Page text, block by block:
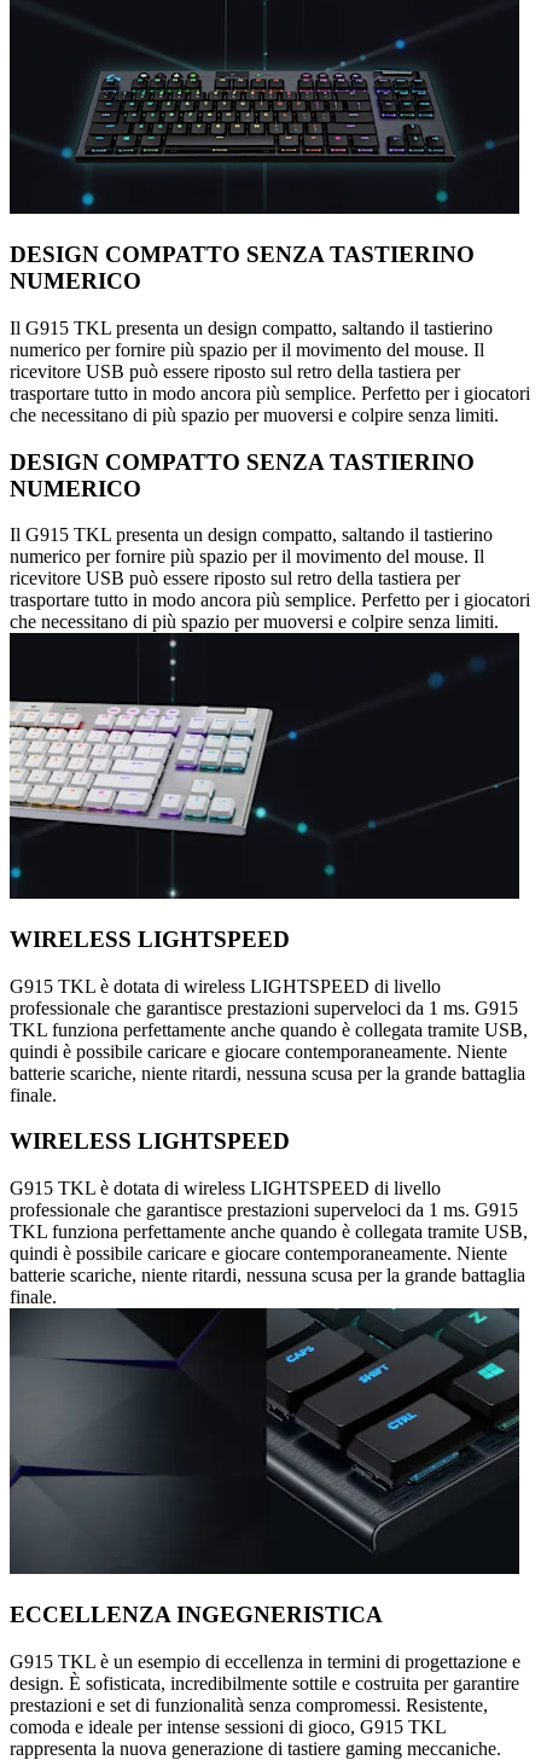
DESIGN COMPATTO SENZA TASTIERINO
NUMERICO
Il G915 TKL presenta un design compatto, saltando il tastierino
numerico per fornire più spazio per il movimento del mouse. Il
ricevitore USB può essere riposto sul retro della tastiera per
trasportare tutto in modo ancora più semplice. Perfetto per i giocatori
che necessitano di più spazio per muoversi e colpire senza limiti.
DESIGN COMPATTO SENZA TASTIERINO
NUMERICO
Il G915 TKL presenta un design compatto, saltando il tastierino
numerico per fornire più spazio per il movimento del mouse. Il
ricevitore USB può essere riposto sul retro della tastiera per
trasportare tutto in modo ancora più semplice. Perfetto per i giocatori
che necessitano di più spazio per muoversi e colpire senza limiti.
WIRELESS LIGHTSPEED
G915 TKL è dotata di wireless LIGHTSPEED di livello
professionale che garantisce prestazioni superveloci da 1 ms. G915
TKL funziona perfettamente anche quando è collegata tramite USB,
quindi è possibile caricare e giocare contemporaneamente. Niente
batterie scariche, niente ritardi, nessuna scusa per la grande battaglia
finale.
WIRELESS LIGHTSPEED
G915 TKL è dotata di wireless LIGHTSPEED di livello
professionale che garantisce prestazioni superveloci da 1 ms. G915
TKL funziona perfettamente anche quando è collegata tramite USB,
quindi è possibile caricare e giocare contemporaneamente. Niente
batterie scariche, niente ritardi, nessuna scusa per la grande battaglia
finale.
ECCELLENZA INGEGNERISTICA
G915 TKL è un esempio di eccellenza in termini di progettazione e
design. È sofisticata, incredibilmente sottile e costruita per garantire
prestazioni e set di funzionalità senza compromessi. Resistente,
comoda e ideale per intense sessioni di gioco, G915 TKL
rappresenta la nuova generazione di tastiere gaming meccaniche.